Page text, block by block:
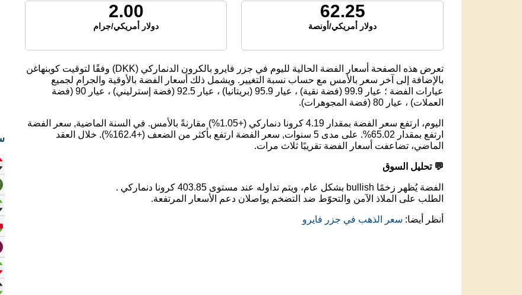
62.25
دولار أمريكي/أونصة
2.00
دولار أمريكي/جرام
تعرض هذه الصفحة أسعار الفضة الحالية لليوم في جزر فايرو بالكرون الدنماركي (DKK) وفقًا لتوقيت كوبنهاغن
بالإضافة إلى آخر سعر بالأمس مع حساب نسبة التغيير. ويشمل ذلك أسعار الفضة بالأوقية والجرام لجميع
عيارات الفضة ؛ عيار 99.9 (فضة نقية) ، عيار 95.9 (بريتانيا) ، عيار 92.5 (فضة إسترليني) ، عيار 90 (فضة
العملات) ، عيار 80 (فضة المجوهرات).
اليوم، ارتفع سعر الفضة بمقدار 4.19 كرونا دنماركي (+1.05%) مقارنةً بالأمس. في السنة الماضية, سعر الفضة
ارتفع بمقدار 65.02%. على مدى 5 سنوات, سعر الفضة ارتفع بأكثر من الضعف (+162.4%). خلال العقد
الماضي، تضاعفت أسعار الفضة تقريبًا ثلاث مرات.
💬 تحليل السوق
الفضة يُظهر زخمًا bullish بشكل عام، ويتم تداوله عند مستوى 403.85 كرونا دنماركي .
الطلب على الملاذ الآمن والتحوّط ضد التضخم يواصلان دعم الأسعار المرتفعة.
أنظر أيضا: سعر الذهب في جزر فايرو